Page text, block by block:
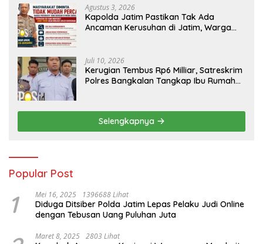
Agustus 3, 2026
Kapolda Jatim Pastikan Tak Ada
Ancaman Kerusuhan di Jatim, Warga
Juli 10, 2026
Kerugian Tembus Rp6 Milliar, Satreskrim
Polres Bangkalan Tangkap Ibu Rumah
Selengkapnya
Popular Post
1 Mei 16, 2025 1396688 Lihat
Diduga Ditsiber Polda Jatim Lepas Pelaku Judi Online
dengan Tebusan Uang Puluhan Juta
Maret 8, 2025 2803 Lihat